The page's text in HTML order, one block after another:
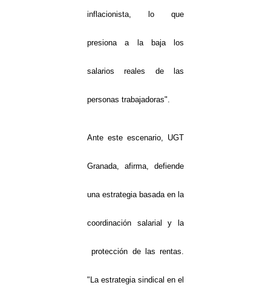
inflacionista, lo que
presiona a la baja los
salarios reales de las
personas trabajadoras".
Ante este escenario, UGT
Granada, afirma, defiende
una estrategia basada en la
coordinación salarial y la
protección de las rentas.
"La estrategia sindical en el